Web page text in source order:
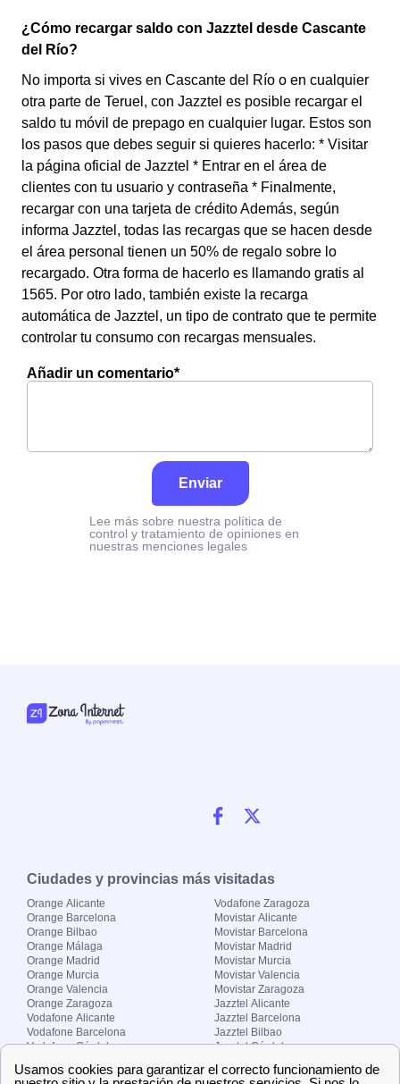
¿Cómo recargar saldo con Jazztel desde Cascante
del Río?
No importa si vives en Cascante del Río o en cualquier
otra parte de Teruel, con Jazztel es posible recargar el
saldo tu móvil de prepago en cualquier lugar. Estos son
los pasos que debes seguir si quieres hacerlo: * Visitar
la página oficial de Jazztel * Entrar en el área de
clientes con tu usuario y contraseña * Finalmente,
recargar con una tarjeta de crédito Además, según
informa Jazztel, todas las recargas que se hacen desde
el área personal tienen un 50% de regalo sobre lo
recargado. Otra forma de hacerlo es llamando gratis al
1565. Por otro lado, también existe la recarga
automática de Jazztel, un tipo de contrato que te permite
controlar tu consumo con recargas mensuales.
Añadir un comentario*
Enviar
Lee más sobre nuestra política de
control y tratamiento de opiniones en
nuestras menciones legales
Ciudades y provincias más visitadas
Orange Alicante
Orange Barcelona
Orange Bilbao
Orange Málaga
Orange Madrid
Orange Murcia
Orange Valencia
Orange Zaragoza
Vodafone Alicante
Vodafone Barcelona
Vodafone Córdoba
Vodafone Madrid
Vodafone Zaragoza
Movistar Alicante
Movistar Barcelona
Movistar Madrid
Movistar Murcia
Movistar Valencia
Movistar Zaragoza
Jazztel Alicante
Jazztel Barcelona
Jazztel Bilbao
Jazztel Córdoba
Jazztel Málaga